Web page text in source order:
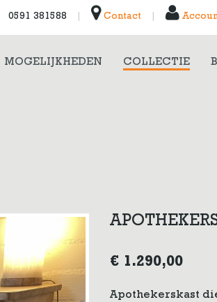
0591 381588 Contact
MOGELIJKHEDEN COLLECTIE
€ 1.290,00
Apothekerskast